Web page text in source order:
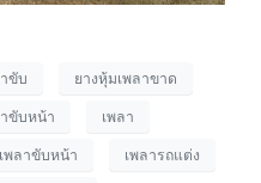
ขับ ยางหุ้มเพลาขาด
ขับหน้า เพลา
เพลาขับหน้า เพลารถแต่ง